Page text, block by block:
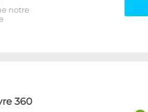
notre
360